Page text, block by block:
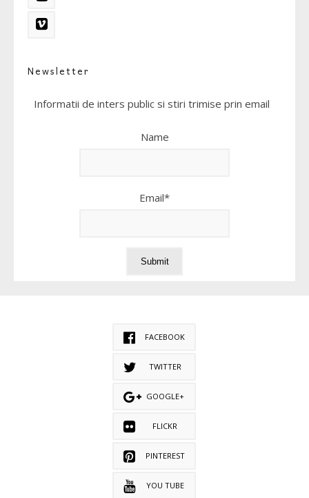
Newsletter
Informatii de inters public si stiri trimise prin email
Name
Email*
FACEBOOK
TWITTER
GOOGLE+
FLICKR
PINTEREST
YOU TUBE